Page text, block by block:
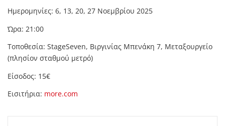
Ημερομηνίες: 6, 13, 20, 27 Νοεμβρίου 2025
Ώρα: 21:00
Τοποθεσία: StageSeven, Βιργινίας Μπενάκη 7, Μεταξουργείο
(πλησίον σταθμού μετρό)
Είσοδος: 15€
Εισιτήρια: more.com